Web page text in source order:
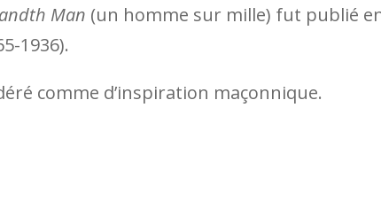
Man (un homme sur mille) fut publié
1936).
comme d’inspiration maçonnique.